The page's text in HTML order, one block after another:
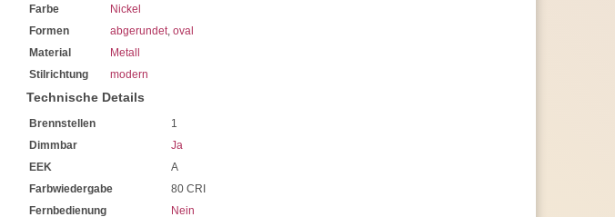
Farbe
Nickel
Formen
abgerundet, oval
Material
Metall
Stilrichtung
modern
Technische Details
Brennstellen
1
Dimmbar
Ja
EEK
A
Farbwiedergabe
80 CRI
Fernbedienung
Nein